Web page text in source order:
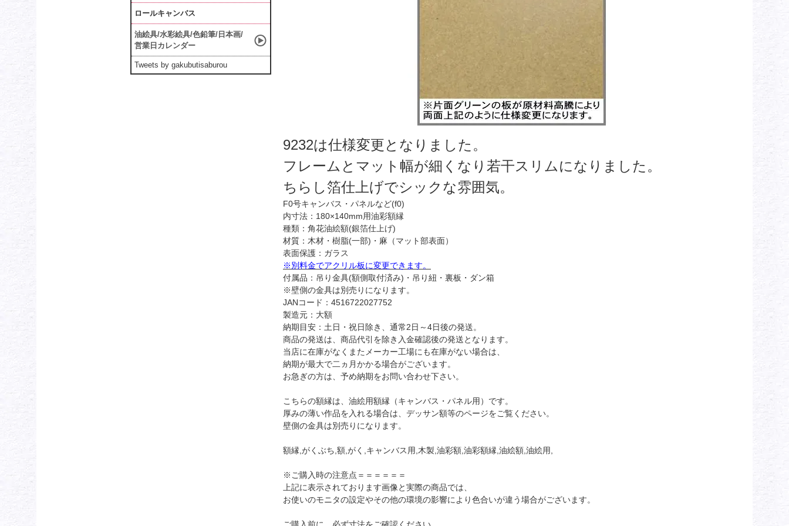
9232は仕様変更となりました。
フレームとマット幅が細くなり若干スリムになりました。
ちらし箔仕上げでシックな雰囲気。
F0号キャンバス・パネルなど(f0)
内寸法：180×140mm用油彩額縁
種類：角花油絵額(銀箔仕上げ)
材質：木材・樹脂(一部)・麻（マット部表面）
表面保護：ガラス
※別料金でアクリル板に変更できます。
付属品：吊り金具(額側取付済み)・吊り紐・裏板・ダン箱
※壁側の金具は別売りになります。
JANコード：4516722027752
製造元：大額
納期目安：土日・祝日除き、通常2日～4日後の発送。
商品の発送は、商品代引を除き入金確認後の発送となります。
当店に在庫がなくまたメーカー工場にも在庫がない場合は、
納期が最大で二ヵ月かかる場合がございます。
お急ぎの方は、予め納期をお問い合わせ下さい。
こちらの額縁は、油絵用額縁（キャンバス・パネル用）です。
厚みの薄い作品を入れる場合は、デッサン額等のページをご覧ください。
壁側の金具は別売りになります。
額縁,がくぶち,額,がく,キャンバス用,木製,油彩額,油彩額縁,油絵額,油絵用,
※ご購入時の注意点＝＝＝＝＝＝
上記に表示されております画像と実際の商品では、
お使いのモニタの設定やその他の環境の影響により色合いが違う場合がございます。
ロールキャンバス
油絵具/水彩絵具/色鉛筆/日本画/
営業日カレンダー
Tweets by gakubutisaburou